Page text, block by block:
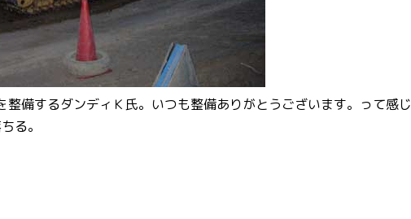
備するダンディＫ氏。いつも整備ありがとうございます。って感じ
る。